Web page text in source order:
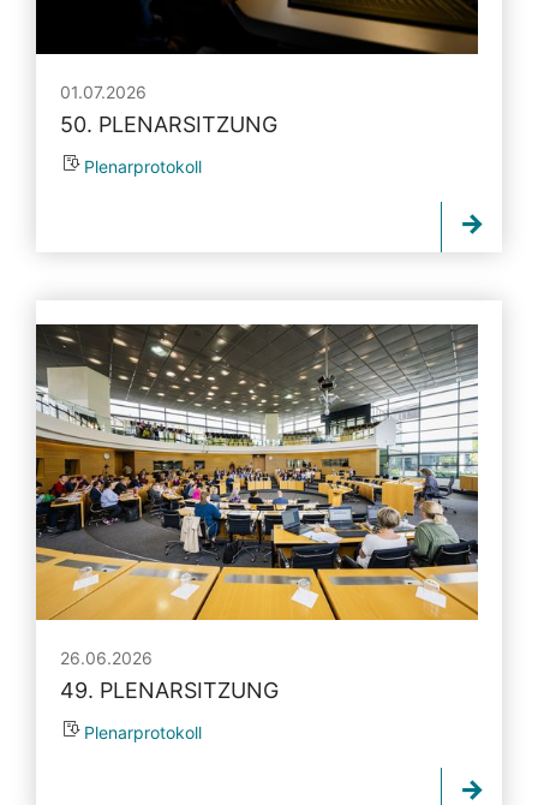
01.07.2026
50. PLENARSITZUNG
Plenarprotokoll
26.06.2026
49. PLENARSITZUNG
Plenarprotokoll